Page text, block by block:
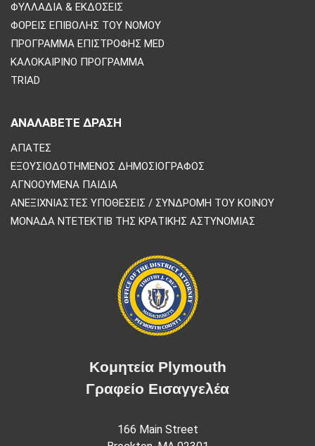
ΦΥΛΛΆΔΙΑ & ΕΚΔΌΣΕΙΣ
ΦΟΡΕΊΣ ΕΠΙΒΟΛΉΣ ΤΟΥ ΝΌΜΟΥ
ΠΡΌΓΡΑΜΜΑ ΕΠΙΣΤΡΟΦΉΣ MED
ΚΑΛΟΚΑΙΡΙΝΌ ΠΡΌΓΡΑΜΜΑ
TRIAD
ΑΝΑΛΆΒΕΤΕ ΔΡΆΣΗ
ΑΠΆΤΕΣ
ΕΞΟΥΣΙΟΔΟΤΗΜΈΝΟΣ ΔΗΜΟΣΙΟΓΡΆΦΟΣ
ΑΓΝΟΟΎΜΕΝΑ ΠΑΙΔΙΆ
ΑΝΕΞΙΧΝΊΑΣΤΕΣ ΥΠΟΘΈΣΕΙΣ / ΣΥΝΔΡΟΜΉ ΤΟΥ ΚΟΙΝΟΎ
ΜΟΝΆΔΑ ΝΤΕΤΈΚΤΙΒ ΤΗΣ ΚΡΑΤΙΚΉΣ ΑΣΤΥΝΟΜΊΑΣ
Κομητεία Plymouth
Γραφείο Εισαγγελέα
166 Main Street